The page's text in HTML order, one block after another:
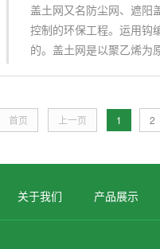
盖土网又名防尘网、遮阳
控制的环保工程。运用钩
的。盖土网是以聚乙烯为
首页 上一页 1 2
关于我们 产品展示